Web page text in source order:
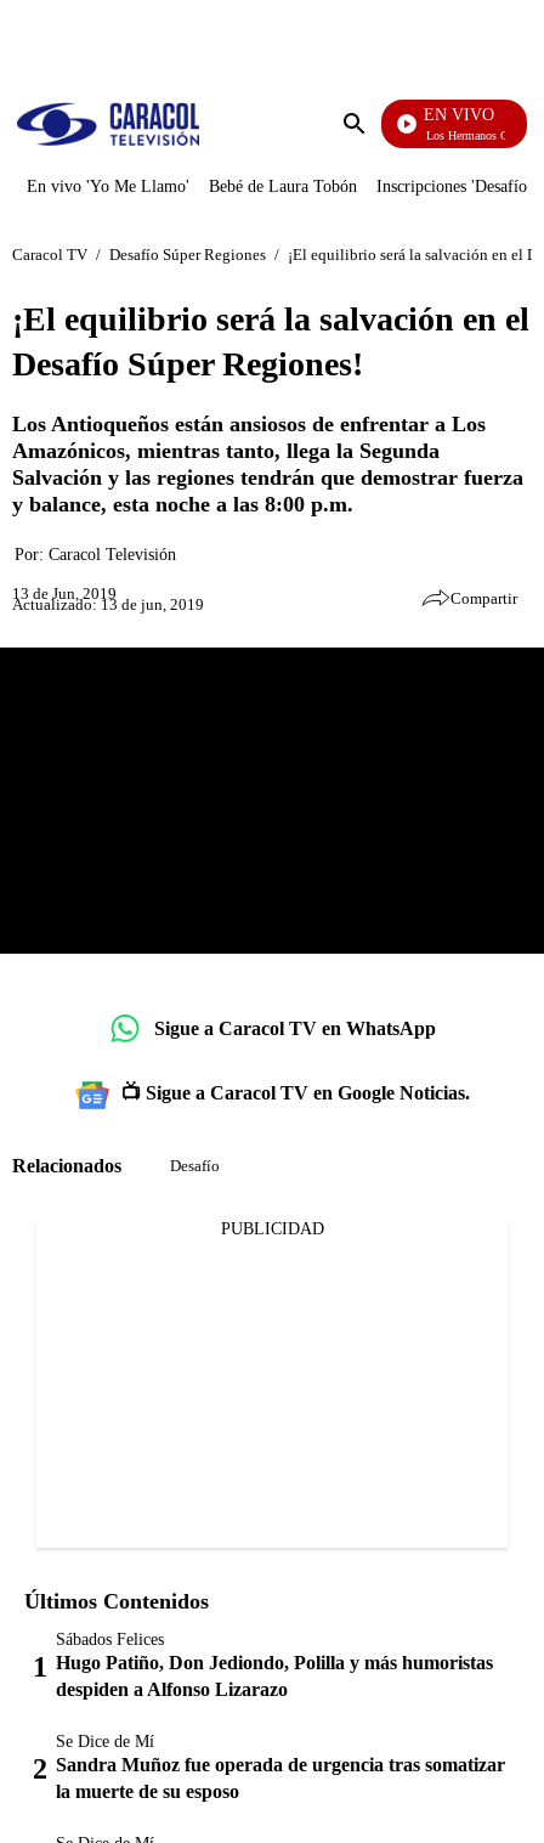
Enviar
EN VIVO
Cuentos De Los Hermanos Grimm
En vivo 'Yo Me Llamo' Bebé de Laura Tobón Inscripciones 'Desafío'
Caracol TV / Desafío Súper Regiones / ¡El equilibrio será la salvación en el
¡El equilibrio será la salvación en el
Desafío Súper Regiones!
Los Antioqueños están ansiosos de enfrentar a Los
Amazónicos, mientras tanto, llega la Segunda
Salvación y las regiones tendrán que demostrar fuerza
y balance, esta noche a las 8:00 p.m.
Por: Caracol Televisión
13 de Jun, 2019
Actualizado: 13 de jun, 2019 Compartir
Sigue a Caracol TV en WhatsApp
📺 Sigue a Caracol TV en Google Noticias.
Relacionados Desafío
PUBLICIDAD
Últimos Contenidos
Sábados Felices
Hugo Patiño, Don Jediondo, Polilla y más humoristas
despiden a Alfonso Lizarazo
Se Dice de Mí
Sandra Muñoz fue operada de urgencia tras somatizar
la muerte de su esposo